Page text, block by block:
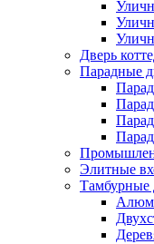
Дверь
Парадные
Элитные
Тамбурные